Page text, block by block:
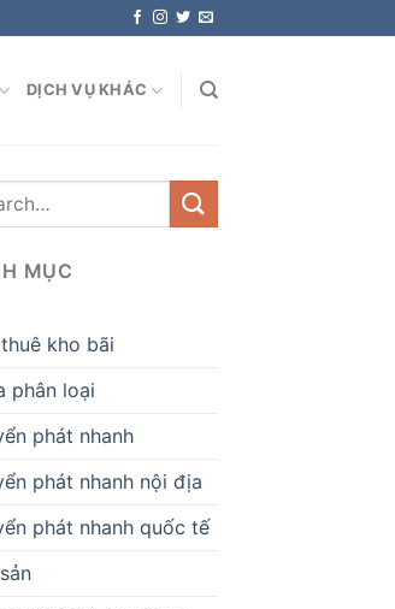
DỊCH VỤ KHÁC
MỤC
kho bãi
phân loại
phát nhanh
phát nhanh nội địa
phát nhanh quốc tế